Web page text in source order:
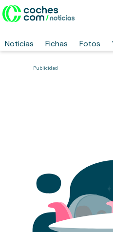
Noticias Fichas Fotos
Publicidad